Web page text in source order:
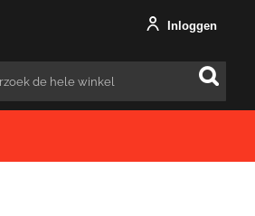
Inloggen